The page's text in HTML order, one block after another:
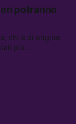
potranno
chi è di origine
più